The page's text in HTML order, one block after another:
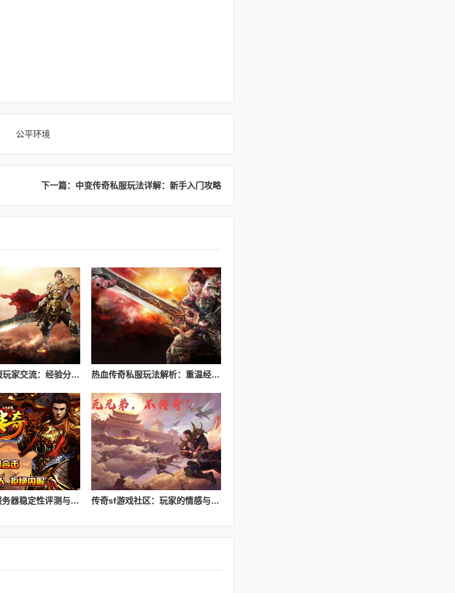
公平环境
下一篇：中变传奇私服玩法详解：新手入门攻略
热血传奇私服玩家交流：经验分享与心得 热血传奇私服玩法解析：重温经典游戏体验
热血传奇sf服务器稳定性评测与对比 传奇sf游戏社区：玩家的情感与归属